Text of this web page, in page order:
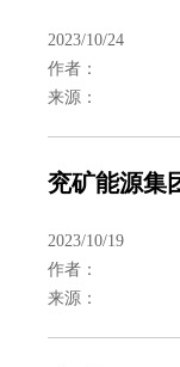
2023/10/24
作者：
来源：
2023/10/19
作者：
来源：